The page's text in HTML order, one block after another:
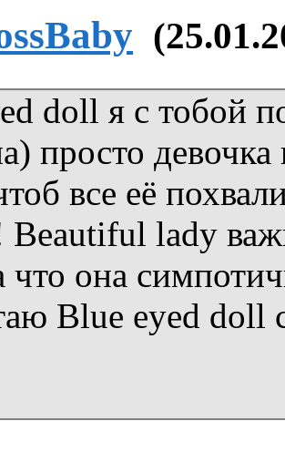
doll я с тобой
просто
все её
Beautiful lady
что она
Blue eyed doll